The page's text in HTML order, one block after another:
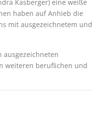
Kasberger) eine weiße
haben auf Anhieb die
mit ausgezeichnetem und
weiteren beruflichen und